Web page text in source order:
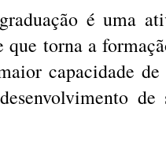
é uma
que torna a
capacidade